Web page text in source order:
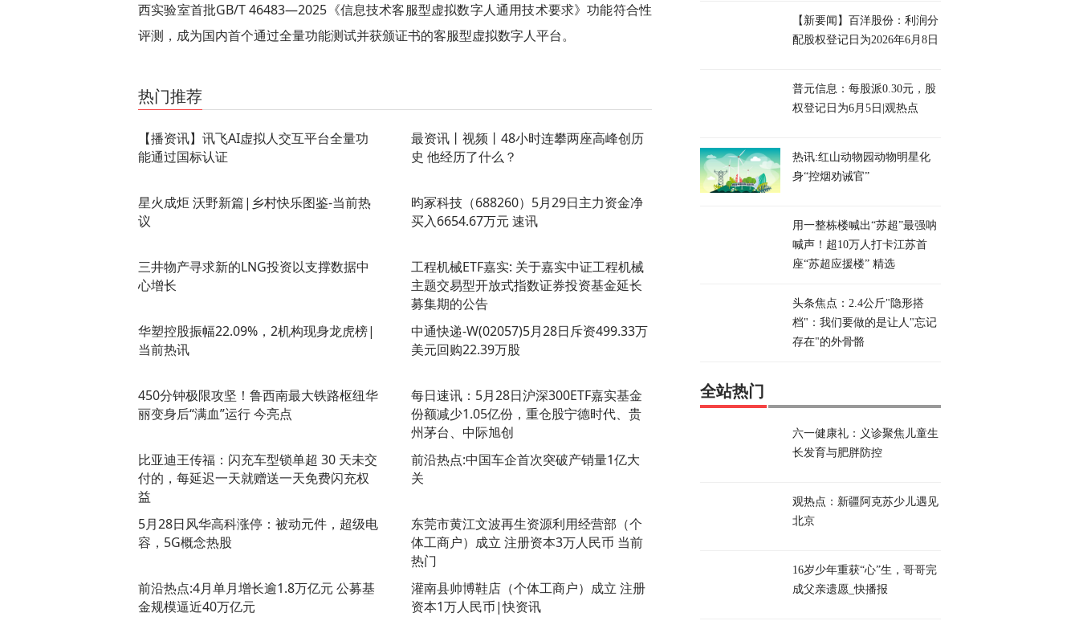
西实验室首批GB/T 46483—2025《信息技术客服型虚拟数字人通用技术要求》功能符合性
评测，成为国内首个通过全量功能测试并获颁证书的客服型虚拟数字人平台。
热门推荐
【播资讯】讯飞AI虚拟人交互平台全量功
能通过国标认证
最资讯丨视频丨48小时连攀两座高峰创历
史 他经历了什么？
星火成炬 沃野新篇|乡村快乐图鉴-当前热
议
昀冢科技（688260）5月29日主力资金净
买入6654.67万元 速讯
三井物产寻求新的LNG投资以支撑数据中
心增长
工程机械ETF嘉实: 关于嘉实中证工程机械
主题交易型开放式指数证券投资基金延长
募集期的公告
华塑控股振幅22.09%，2机构现身龙虎榜|
当前热讯
中通快递-W(02057)5月28日斥资499.33万
美元回购22.39万股
450分钟极限攻坚！鲁西南最大铁路枢纽华
丽变身后“满血”运行 今亮点
每日速讯：5月28日沪深300ETF嘉实基金
份额减少1.05亿份，重仓股宁德时代、贵
州茅台、中际旭创
比亚迪王传福：闪充车型锁单超 30 天未交
付的，每延迟一天就赠送一天免费闪充权
益
前沿热点:中国车企首次突破产销量1亿大
关
5月28日风华高科涨停：被动元件，超级电
容，5G概念热股
东莞市黄江文波再生资源利用经营部（个
体工商户）成立 注册资本3万人民币 当前
热门
前沿热点:4月单月增长逾1.8万亿元 公募基
金规模逼近40万亿元
灌南县帅博鞋店（个体工商户）成立 注册
资本1万人民币|快资讯
【新要闻】百洋股份：利润分
配股权登记日为2026年6月8日
普元信息：每股派0.30元，股
权登记日为6月5日|观热点
热讯:红山动物园动物明星化
身“控烟劝诫官”
用一整栋楼喊出“苏超”最强呐
喊声！超10万人打卡江苏首
座“苏超应援楼” 精选
头条焦点：2.4公斤"隐形搭
档"：我们要做的是让人"忘记
存在"的外骨骼
全站热门
六一健康礼：义诊聚焦儿童生
长发育与肥胖防控
观热点：新疆阿克苏少儿遇见
北京
16岁少年重获“心”生，哥哥完
成父亲遗愿_快播报